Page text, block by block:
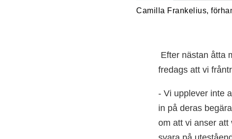
Camilla Frankelius,
Efter nästan åtta
fredags att vi
- Vi upplever inte
in på deras
om att vi anser att